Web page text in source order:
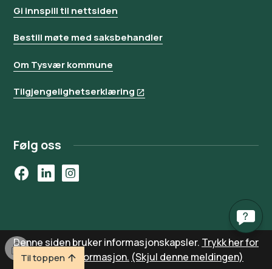
Gi innspill til nettsiden
Bestill møte med saksbehandler
Om Tysvær kommune
Tilgjengelighetserklæring
Følg oss
FacebookLinkedInInstagram
Til toppen
Denne siden bruker informasjonskapsler. Trykk her for
detaljert informasjon. (Skjul denne meldingen)